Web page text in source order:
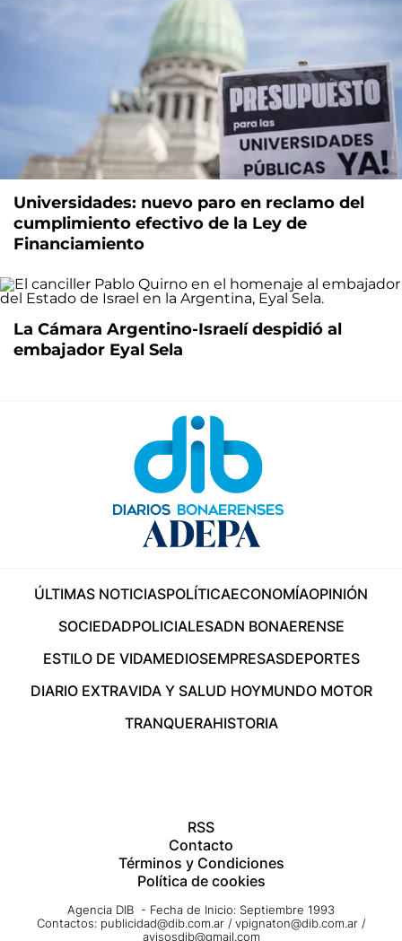
Universidades: nuevo paro en reclamo del
cumplimiento efectivo de la Ley de
Financiamiento
La Cámara Argentino-Israelí despidió al
embajador Eyal Sela
ÚLTIMAS NOTICIASPOLÍTICAECONOMÍAOPINIÓN
SOCIEDADPOLICIALESADN BONAERENSE
ESTILO DE VIDAMEDIOSEMPRESASDEPORTES
DIARIO EXTRAVIDA Y SALUD HOYMUNDO MOTOR
TRANQUERAHISTORIA
RSS
Contacto
Términos y Condiciones
Política de cookies
Agencia DIB - Fecha de Inicio: Septiembre 1993
Contactos: publicidad@dib.com.ar / vpignaton@dib.com.ar /
avisosdib@gmail.com